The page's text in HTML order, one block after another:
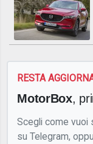
RESTA
MotorBox,
Scegli come vuoi
su Telegram,